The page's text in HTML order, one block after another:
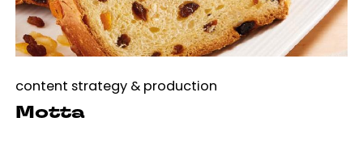
content strategy & production
Motta